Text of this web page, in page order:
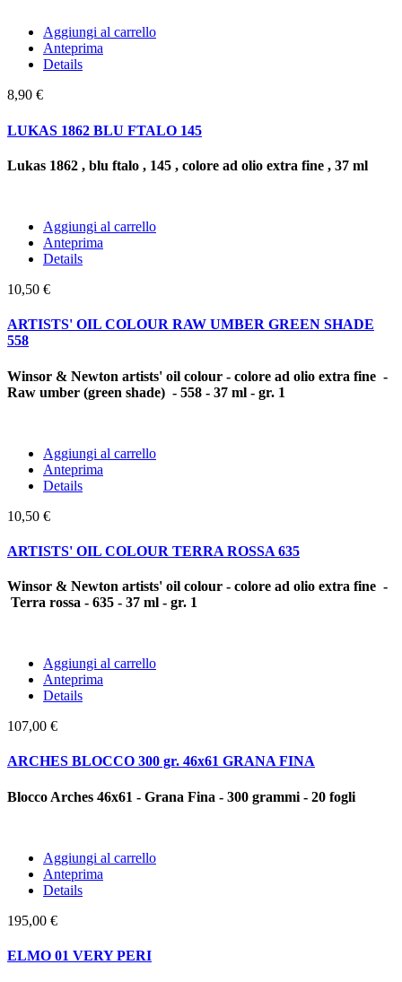
Aggiungi al carrello
Anteprima
Details
8,90 €
LUKAS 1862 BLU FTALO 145
Lukas 1862 , blu ftalo , 145 , colore ad olio extra fine , 37 ml
Aggiungi al carrello
Anteprima
Details
10,50 €
ARTISTS' OIL COLOUR RAW UMBER GREEN SHADE
558
Winsor & Newton artists' oil colour - colore ad olio extra fine -
Raw umber (green shade) - 558 - 37 ml - gr. 1
Aggiungi al carrello
Anteprima
Details
10,50 €
ARTISTS' OIL COLOUR TERRA ROSSA 635
Winsor & Newton artists' oil colour - colore ad olio extra fine -
Terra rossa - 635 - 37 ml - gr. 1
Aggiungi al carrello
Anteprima
Details
107,00 €
ARCHES BLOCCO 300 gr. 46x61 GRANA FINA
Blocco Arches 46x61 - Grana Fina - 300 grammi - 20 fogli
Aggiungi al carrello
Anteprima
Details
195,00 €
ELMO 01 VERY PERI